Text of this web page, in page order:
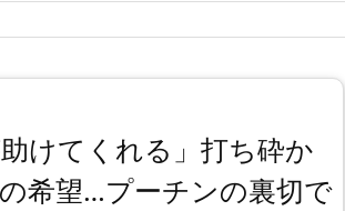
助けてくれる」打ち砕か
希望…プーチンの裏切で